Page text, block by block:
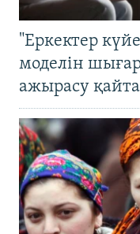
"Еркектер
моделін
ажырасу